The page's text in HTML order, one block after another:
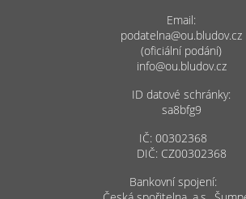
Email:
podatelna@ou.bludov.cz
(oficiální podání)
info@ou.bludov.cz
ID datové schránky:
sa8bfg9
IČ: 00302368
DIČ: CZ00302368
Bankovní spojení: